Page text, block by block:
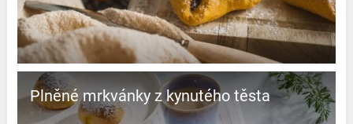
Plněné mrkvánky z kynutého těsta